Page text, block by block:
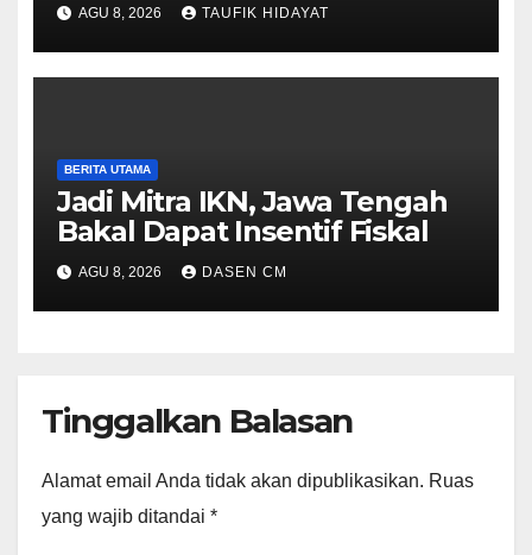
Hukum yang Profesional
AGU 8, 2026 TAUFIK HIDAYAT
BERITA UTAMA
Jadi Mitra IKN, Jawa Tengah
Bakal Dapat Insentif Fiskal
AGU 8, 2026 DASEN CM
Tinggalkan Balasan
Alamat email Anda tidak akan dipublikasikan. Ruas
yang wajib ditandai *